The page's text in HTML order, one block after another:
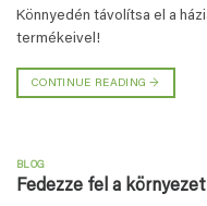
Könnyedén távolítsa el a
termékeivel!
CONTINUE READING→
BLOG
Fedezze fel a